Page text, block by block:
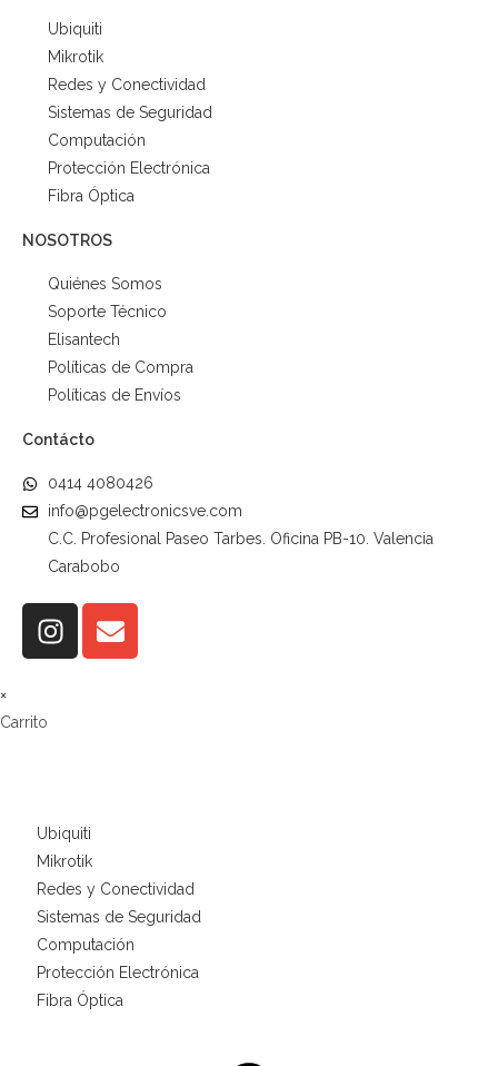
Ubiquiti
Mikrotik
Redes y Conectividad
Sistemas de Seguridad
Computación
Protección Electrónica
Fibra Óptica
NOSOTROS
Quiénes Somos
Soporte Técnico
Elisantech
Políticas de Compra
Políticas de Envíos
Contácto
0414 4080426
info@pgelectronicsve.com
C.C. Profesional Paseo Tarbes. Oficina PB-10. Valencia
Carabobo
×
Carrito
Ubiquiti
Mikrotik
Redes y Conectividad
Sistemas de Seguridad
Computación
Protección Electrónica
Fibra Óptica